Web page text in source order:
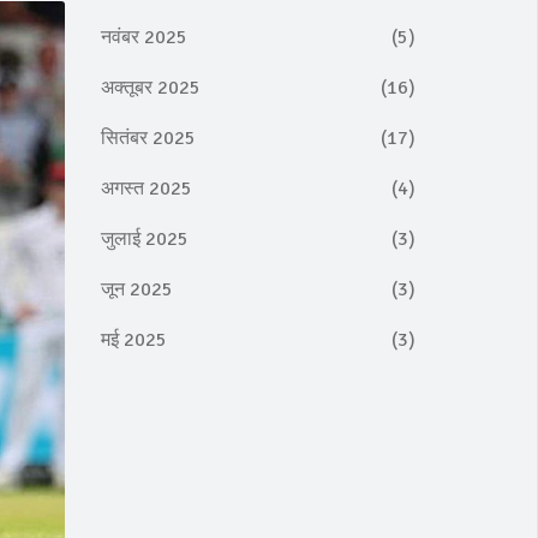
नवंबर 2025 (5)
अक्तूबर 2025 (16)
सितंबर 2025 (17)
अगस्त 2025 (4)
जुलाई 2025 (3)
जून 2025 (3)
मई 2025 (3)